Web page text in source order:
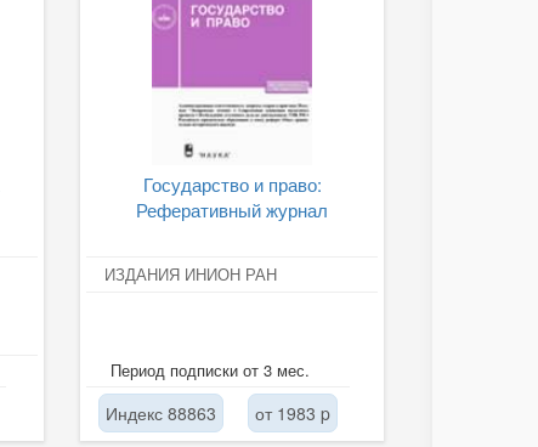
Государство и право:
Реферативный журнал
ИЗДАНИЯ ИНИОН РАН
Период подписки от 3 мес.
Индекс 88863 от 1983 p